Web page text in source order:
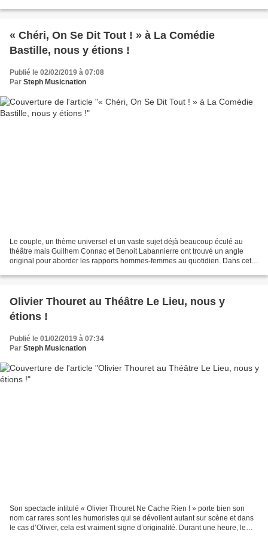
« Chéri, On Se Dit Tout ! » à La Comédie
Bastille, nous y étions !
Publié le 02/02/2019 à 07:08
Par Steph Musicnation
Le couple, un thème universel et un vaste sujet déjà beaucoup éculé au
théâtre mais Guilhem Connac et Benoit Labannierre ont trouvé un angle
original pour aborder les rapports hommes-femmes au quotidien. Dans cette
Olivier Thouret au Théâtre Le Lieu, nous y
étions !
Publié le 01/02/2019 à 07:34
Par Steph Musicnation
Son spectacle intitulé « Olivier Thouret Ne Cache Rien ! » porte bien son
nom car rares sont les humoristes qui se dévoilent autant sur scène et dans
le cas d’Olivier, cela est vraiment signe d’originalité. Durant une heure, le